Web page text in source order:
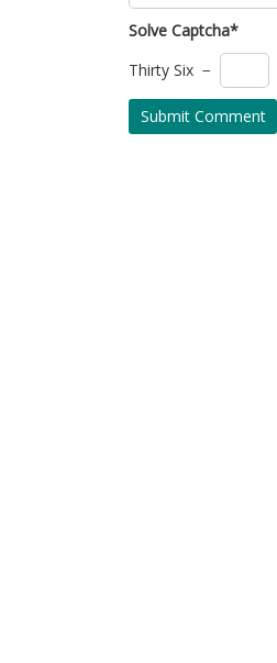
Solve Captcha*
Thirty Six −